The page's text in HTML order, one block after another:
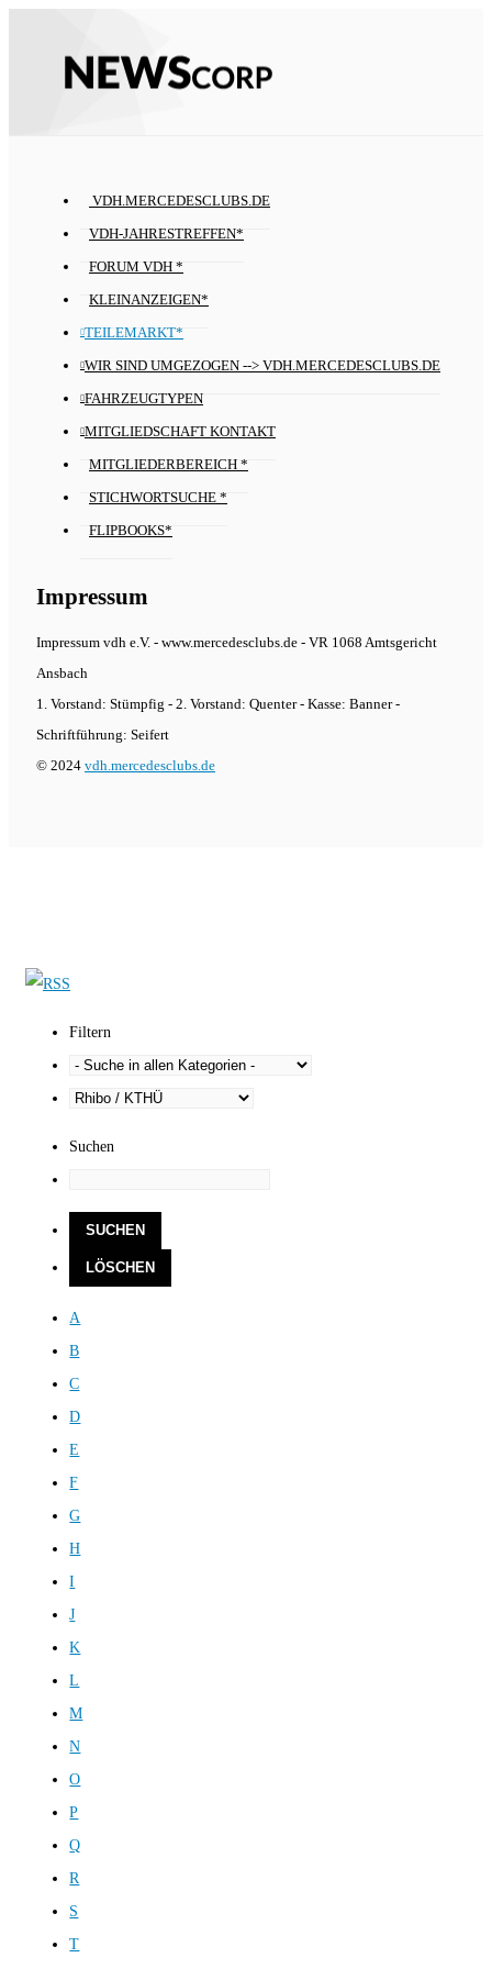
VDH.MERCEDESCLUBS.DE
VDH-JAHRESTREFFEN*
FORUM VDH *
KLEINANZEIGEN*
TEILEMARKT*
WIR SIND UMGEZOGEN --> VDH.MERCEDESCLUBS.DE
FAHRZEUGTYPEN
MITGLIEDSCHAFT KONTAKT
MITGLIEDERBEREICH *
STICHWORTSUCHE *
FLIPBOOKS*
Impressum
Impressum vdh e.V. - www.mercedesclubs.de - VR 1068 Amtsgericht
Ansbach
1. Vorstand: Stümpfig - 2. Vorstand: Quenter - Kasse: Banner -
Schriftführung: Seifert
© 2024 vdh.mercedesclubs.de
Filtern
Suchen
A
B
C
D
E
F
G
H
I
J
K
L
M
N
O
P
Q
R
S
T